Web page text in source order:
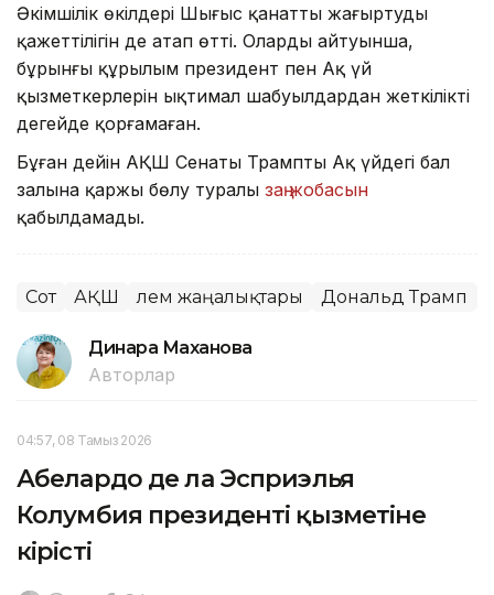
Әкімшілік өкілдері Шығыс қанатты жаңғыртудың
қажеттілігін де атап өтті. Олардың айтуынша,
бұрынғы құрылым президент пен Ақ үй
қызметкерлерін ықтимал шабуылдардан жеткілікті
деңгейде қорғамаған.
Бұған дейін АҚШ Сенаты Трамптың Ақ үйдегі бал
залына қаржы бөлу туралы заң жобасын
қабылдамады.
Сот АҚШ Әлем жаңалықтары Дональд Трамп
Динара Маханова
Авторлар
04:57, 08 Тамыз 2026
Абелардо де ла Эсприэлья
Колумбия президенті қызметіне
кірісті